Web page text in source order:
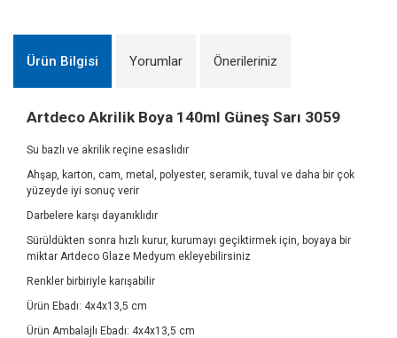
Ürün Bilgisi Yorumlar Önerileriniz
Artdeco Akrilik Boya 140ml Güneş Sarı 3059
Su bazlı ve akrilik reçine esaslıdır
Ahşap, karton, cam, metal, polyester, seramik, tuval ve daha bir çok
yüzeyde iyi sonuç verir
Darbelere karşı dayanıklıdır
Sürüldükten sonra hızlı kurur, kurumayı geçiktirmek için, boyaya bir
miktar Artdeco Glaze Medyum ekleyebilirsiniz
Renkler birbiriyle karışabilir
Ürün Ebadı: 4x4x13,5 cm
Ürün Ambalajlı Ebadı: 4x4x13,5 cm